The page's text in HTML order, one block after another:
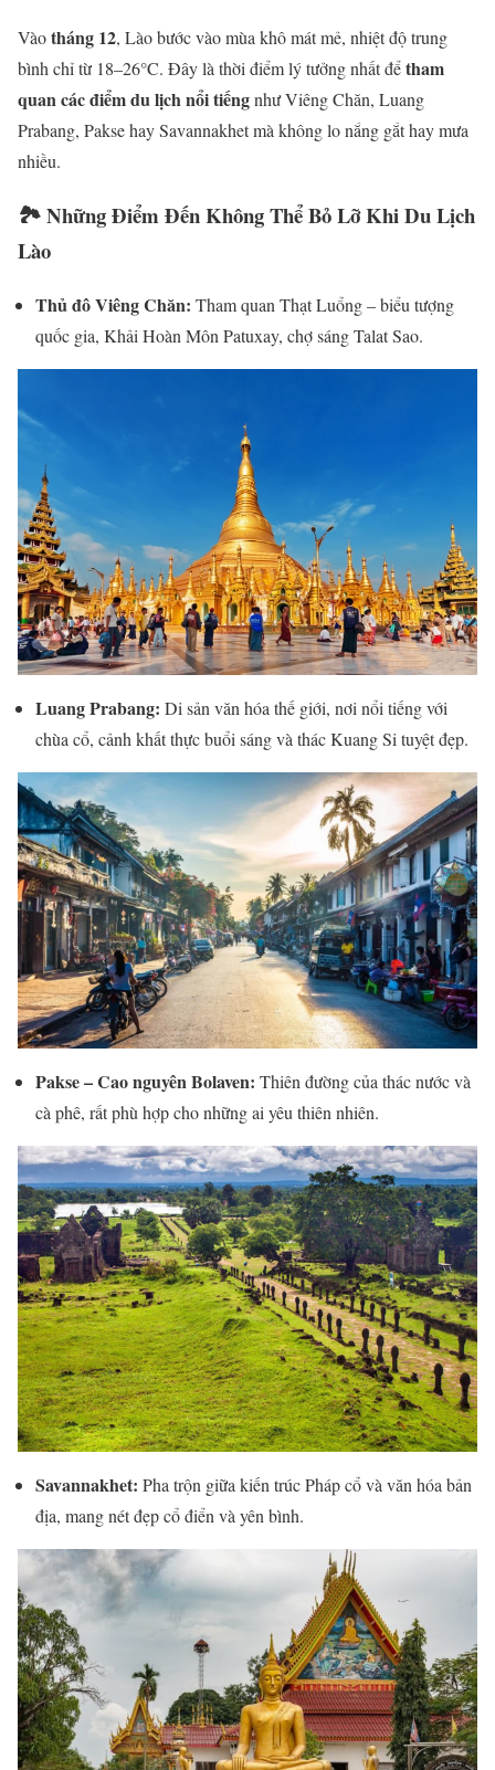
Vàotháng 12, Lào bước vào mùa khô mát mẻ, nhiệt độ trung
bình chỉ từ 18–26°C. Đây là thời điểm lý tưởng nhất đểtham
quan các điểm du lịch nổi tiếngnhư Viêng Chăn, Luang
Prabang, Pakse hay Savannakhet mà không lo nắng gắt hay mưa
nhiều.
🏞 Những Điểm Đến Không Thể Bỏ Lỡ Khi Du Lịch
Lào
Thủ đô Viêng Chăn: Tham quan Thạt Luổng – biểu tượng
quốc gia, Khải Hoàn Môn Patuxay, chợ sáng Talat Sao.
Luang Prabang: Di sản văn hóa thế giới, nơi nổi tiếng với
chùa cổ, cảnh khất thực buổi sáng và thác Kuang Si tuyệt đẹp.
Pakse – Cao nguyên Bolaven: Thiên đường của thác nước và
cà phê, rất phù hợp cho những ai yêu thiên nhiên.
Savannakhet: Pha trộn giữa kiến trúc Pháp cổ và văn hóa bản
địa, mang nét đẹp cổ điển và yên bình.